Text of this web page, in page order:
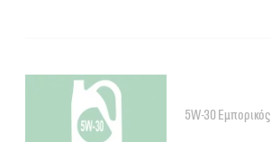
5W-30 Εμπορικός